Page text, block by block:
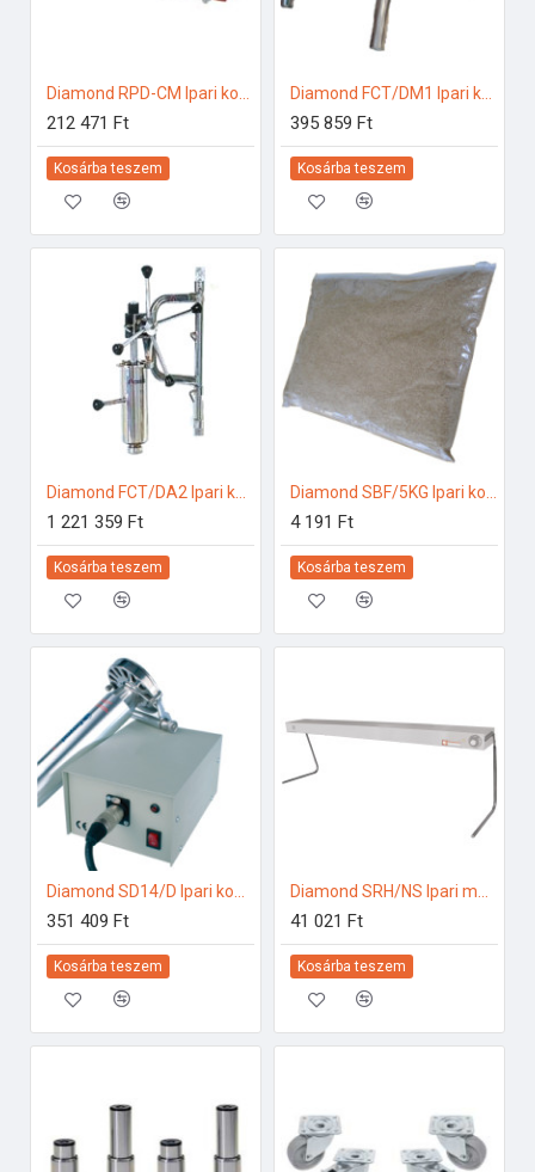
212 471 Ft
Kosárba teszem
Diamond FCT/DM1 Ipari konyhai előkészítés
395 859 Ft
Kosárba teszem
1 221 359 Ft
Kosárba teszem
4 191 Ft
Kosárba teszem
351 409 Ft
Kosárba teszem
41 021 Ft
Kosárba teszem